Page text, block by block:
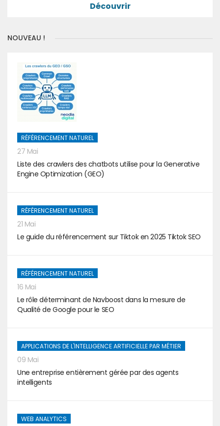
Découvrir
NOUVEAU !
RÉFÉRENCEMENT NATUREL
27 Mai
Liste des crawlers des chatbots utilise pour la Generative
Engine Optimization (GEO)
RÉFÉRENCEMENT NATUREL
21 Mai
Le guide du référencement sur Tiktok en 2025 Tiktok SEO
RÉFÉRENCEMENT NATUREL
16 Mai
Le rôle déterminant de Navboost dans la mesure de
Qualité de Google pour le SEO
APPLICATIONS DE L'INTELLIGENCE ARTIFICIELLE PAR MÉTIER
09 Mai
Une entreprise entièrement gérée par des agents
intelligents
WEB ANALYTICS